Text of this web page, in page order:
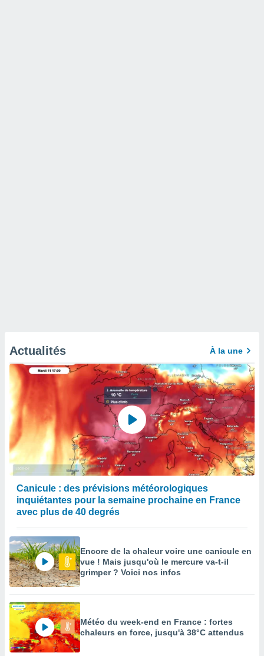
Actualités À la une
Canicule : des prévisions météorologiques
inquiétantes pour la semaine prochaine en France
avec plus de 40 degrés
Encore de la chaleur voire une canicule en
vue ! Mais jusqu'où le mercure va-t-il
grimper ? Voici nos infos
Météo du week-end en France : fortes
chaleurs en force, jusqu'à 38°C attendus